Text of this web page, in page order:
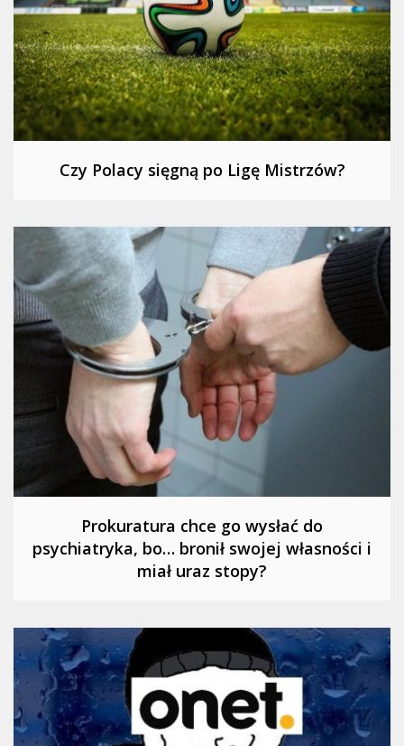
Czy Polacy sięgną po Ligę Mistrzów?
Prokuratura chce go wysłać do
psychiatryka, bo… bronił swojej własności i
miał uraz stopy?